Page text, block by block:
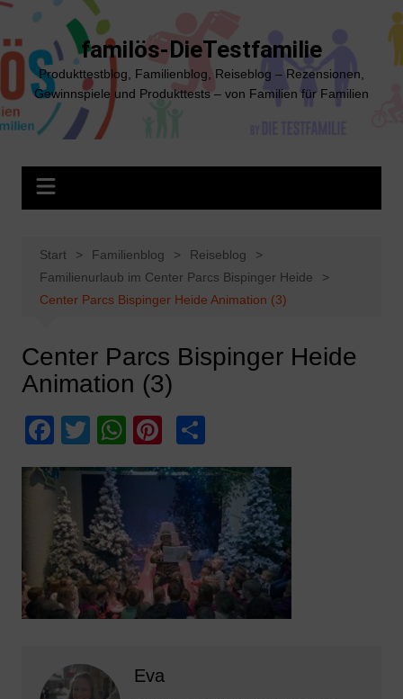
Zum
springen
familös-DieTestfamilie
Produkttestblog, Familienblog, Reiseblog – Rezensionen,
Gewinnspiele und Produkttests – von Familien für Familien
Start Familienblog
Reiseblog
Familienurlaub im Center Parcs Bispinger Heide
Center Parcs Bispinger Heide Animation (3)
Center Parcs Bispinger Heide
Animation (3)
F
a
c
e
b
o
o
k
T
w
itt
er
W
h
at
A
p
p
Pi
nt
er
e
st
T
ei
le
n
Eva